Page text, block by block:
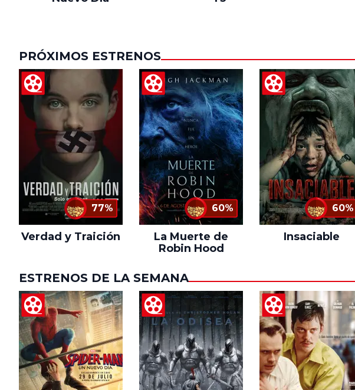
PRÓXIMOS ESTRENOS
77%
Verdad y Traición
60%
La Muerte de
Robin Hood
60%
Insaciable
ESTRENOS DE LA SEMANA